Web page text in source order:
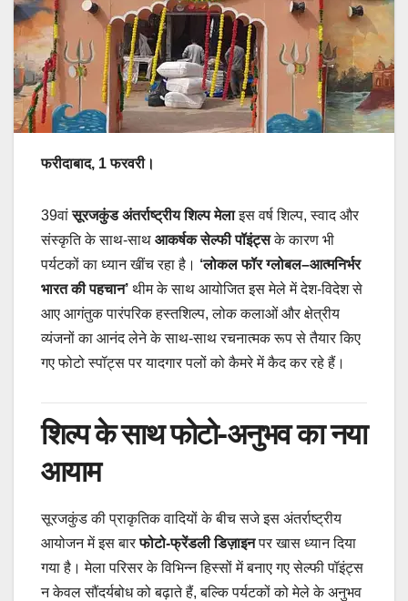
फरीदाबाद, 1 फरवरी।
39वांसूरजकुंड अंतर्राष्ट्रीय शिल्प मेलाइस वर्ष शिल्प, स्वाद और
संस्कृति के साथ-साथ आकर्षक सेल्फी पॉइंट्सके कारण भी
पर्यटकों का ध्यान खींच रहा है। ‘लोकल फॉर ग्लोबल–आत्मनिर्भर
भारत की पहचान’ थीम के साथ आयोजित इस मेले में देश-विदेश से
आए आगंतुक पारंपरिक हस्तशिल्प, लोक कलाओं और क्षेत्रीय
व्यंजनों का आनंद लेने के साथ-साथ रचनात्मक रूप से तैयार किए
गए फोटो स्पॉट्स पर यादगार पलों को कैमरे में कैद कर रहे हैं।
शिल्प के साथ फोटो-अनुभव का नया
आयाम
सूरजकुंड की प्राकृतिक वादियों के बीच सजे इस अंतर्राष्ट्रीय
आयोजन में इस बारफोटो-फ्रेंडली डिज़ाइनपर खास ध्यान दिया
गया है। मेला परिसर के विभिन्न हिस्सों में बनाए गए सेल्फी पॉइंट्स
न केवल सौंदर्यबोध को बढ़ाते हैं, बल्कि पर्यटकों को मेले के अनुभव